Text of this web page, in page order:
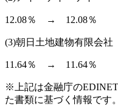
12.08％ → 12.08％
(3)朝日土地建物有限会社
11.64％ → 11.64％
※上記は金融庁の
た書類に基づく情報です